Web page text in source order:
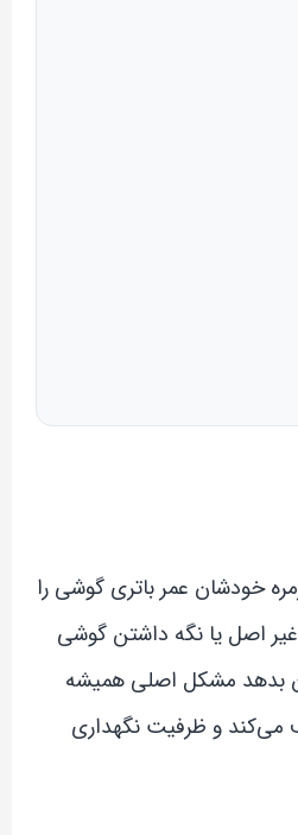
خودشان عمر باتری گوشی را
اصل یا نگه داشتن گوشی
بدهد مشکل اصلی همیشه
می‌کند و ظرفیت نگهداری